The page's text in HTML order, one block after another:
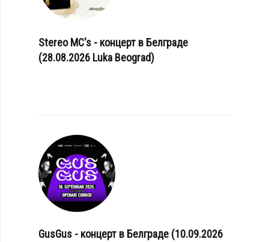
Stereo MC's - концерт в Белграде
(28.08.2026 Luka Beograd)
GusGus - концерт в Белграде (10.09.2026